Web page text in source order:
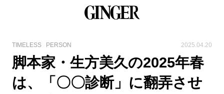
TIMELESS PERSON 2025.04.20
脚本家・生方美久の2025年春
は、「〇〇診断」に翻弄させ